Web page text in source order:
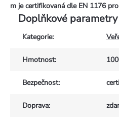
m je certifikovaná dle EN 1176
Doplňkové parametry
Kategorie:
Hmotnost:
Bezpečnost:
Doprava: